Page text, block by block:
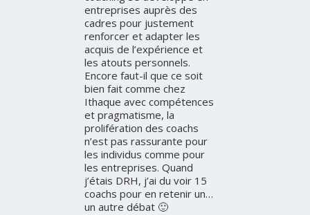
entreprises auprès des
cadres pour justement
renforcer et adapter les
acquis de l’expérience et
les atouts personnels.
Encore faut-il que ce soit
bien fait comme chez
Ithaque avec compétences
et pragmatisme, la
prolifération des coachs
n’est pas rassurante pour
les individus comme pour
les entreprises. Quand
j’étais DRH, j’ai du voir 15
coachs pour en retenir un…
un autre débat 🙂